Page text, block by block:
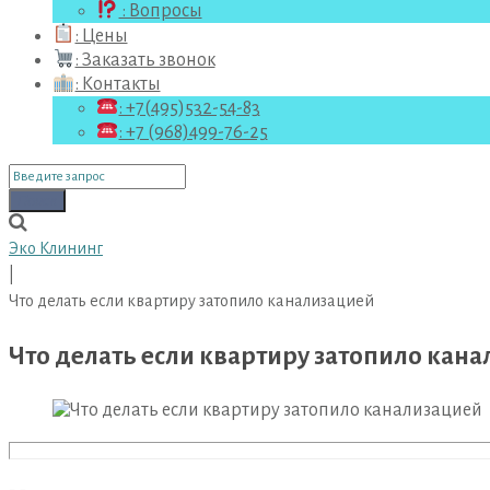
: Вопросы
: Цены
: Заказать звонок
: Контакты
: +7(495)532-54-83
: +7 (968)499-76-25
Поиск
для:
Эко Клининг
Что делать если квартиру затопило канализацией
Что делать если квартиру затопило